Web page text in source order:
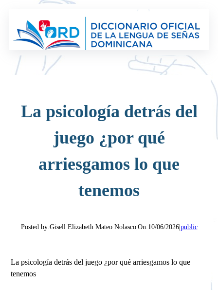
contenido
La psicología detrás del
juego ¿por qué
arriesgamos lo que
tenemos
Posted by:Gisell Elizabeth Mateo Nolasco| On:10/06/2026| public
La psicología detrás del juego ¿por qué arriesgamos lo que
tenemos